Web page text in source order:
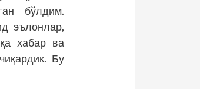
бўлдим.
эълонлар,
хабар ва
Бу